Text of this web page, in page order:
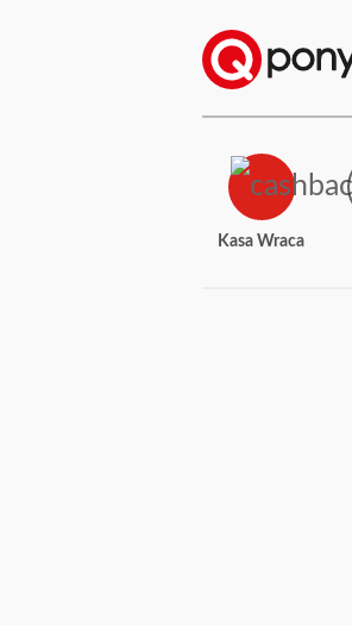
Kasa Wraca